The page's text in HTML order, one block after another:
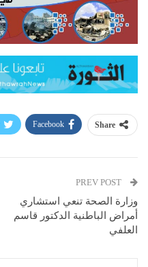
Share
Facebook
وزارة الصحة تنعي استشاري
أمراض الباطنية الدكتور قاسم
العلفي